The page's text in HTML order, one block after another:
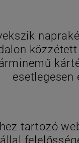
esetlegesen
tartozó